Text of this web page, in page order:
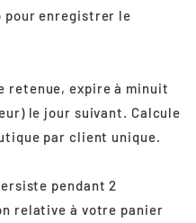
pour enregistrer le
retenue, expire à minuit
le jour suivant. Calcule
par client unique.
pendant 2
relative à votre panier